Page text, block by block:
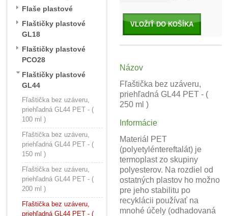
Flaše plastové
Flaštičky plastové
GL18
Flaštičky plastové
PCO28
Flaštičky plastové
GL44
Fľaštička bez uzáveru,
priehľadná GL44 PET - (
100 ml )
Fľaštička bez uzáveru,
priehľadná GL44 PET - (
150 ml )
Fľaštička bez uzáveru,
priehľadná GL44 PET - (
200 ml )
Fľaštička bez uzáveru,
priehľadná GL44 PET - (
VLOŽIŤ DO KOŠÍKA
Názov
Fľaštička bez uzáveru,
priehľadná GL44 PET - (
250 ml )
Informácie
Materiál PET
(polyetyléntereftalát) je
termoplast zo skupiny
polyesterov. Na rozdiel od
ostatných plastov ho možno
pre jeho stabilitu po
recyklácii používať na
mnohé účely (odhadovaná